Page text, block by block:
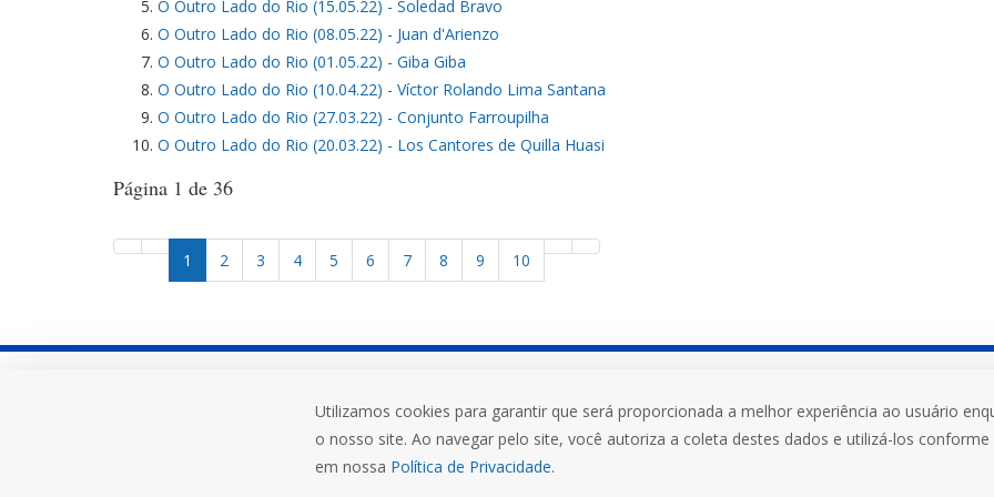
O Outro Lado do Rio (15.05.22) - Soledad Bravo
O Outro Lado do Rio (08.05.22) - Juan d'Arienzo
O Outro Lado do Rio (01.05.22) - Giba Giba
O Outro Lado do Rio (10.04.22) - Víctor Rolando Lima Santana
O Outro Lado do Rio (27.03.22) - Conjunto Farroupilha
O Outro Lado do Rio (20.03.22) - Los Cantores de Quilla Huasi
Página 1 de 36
1 2 3 4 5 6 7 8 9 10
Rua do Comércio, 3000, Bairro Universitário
Ijuí-RS, 98700-000
Mais que uma
Utilizamos cookies para garantir que será proporcionada a melhor experiência ao usuário
o nosso site. Ao navegar pelo site, você autoriza a coleta destes dados e utilizá-los conforme
em nossa Política de Privacidade.